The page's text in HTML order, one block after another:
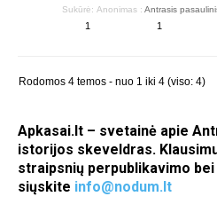
Sukūrė: Anonimas : Antrasis
1 1
Rodomos 4 temos - nuo 1 iki 4 (viso: 4)
Apkasai.lt – svetainė apie
istorijos skeveldras.
straipsnių perpublikavimo
siųskite info@nodum.lt